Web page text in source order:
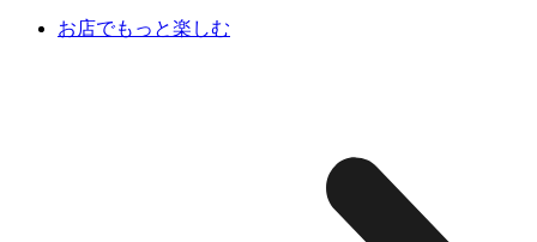
お店でもっと楽しむ